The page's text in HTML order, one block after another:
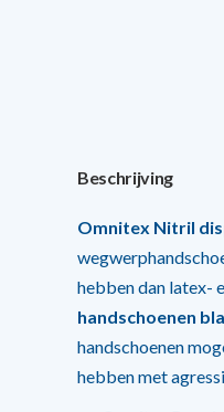
Beschrijving
Omnitex Nitril
hebben dan latex-
handschoenen
handschoenen
hebben met